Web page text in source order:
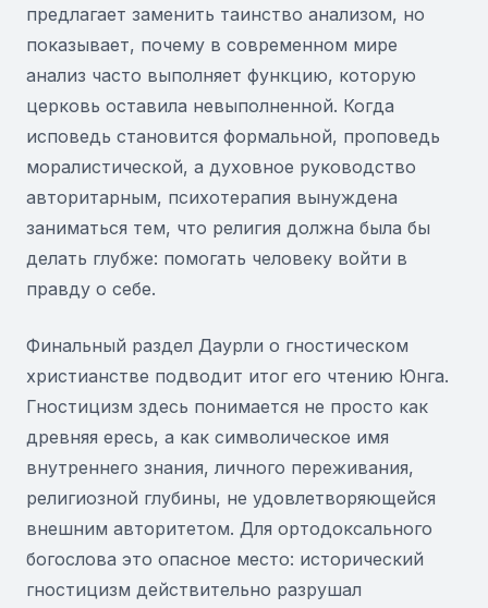
предлагает заменить таинство анализом, но
показывает, почему в современном мире
анализ часто выполняет функцию, которую
церковь оставила невыполненной. Когда
исповедь становится формальной, проповедь
моралистической, а духовное руководство
авторитарным, психотерапия вынуждена
заниматься тем, что религия должна была бы
делать глубже: помогать человеку войти в
правду о себе.
Финальный раздел Даурли о гностическом
христианстве подводит итог его чтению Юнга.
Гностицизм здесь понимается не просто как
древняя ересь, а как символическое имя
внутреннего знания, личного переживания,
религиозной глубины, не удовлетворяющейся
внешним авторитетом. Для ортодоксального
богослова это опасное место: исторический
гностицизм действительно разрушал